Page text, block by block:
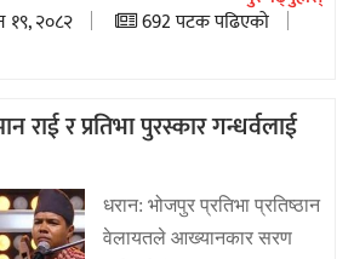
१९, २०८२
692 पटक पढिएको
राई र प्रतिभा पुरस्कार गन्धर्वलाई
धरान: भोजपुर प्रतिभा प्रतिष्ठान
वेलायतले आख्यानकार सरण